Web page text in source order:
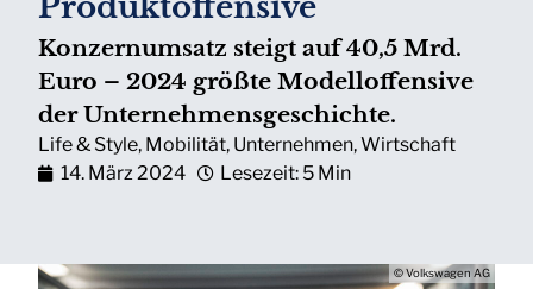
Produktoffensive
Konzernumsatz steigt auf 40,5 Mrd.
Euro – 2024 größte Modelloffensive
der Unternehmensgeschichte.
Life & Style, Mobilität, Unternehmen,Wirtschaft
14. März 2024
Lesezeit: 5 Min
© Volkswagen AG